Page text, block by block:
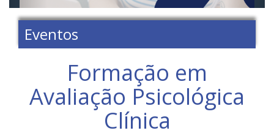
Eventos
Formação em
Avaliação Psicológica
Clínica